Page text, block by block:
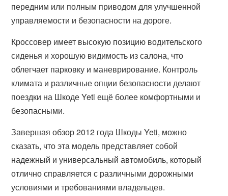
передним или полным приводом для улучшенной
управляемости и безопасности на дороге.
Кроссовер имеет высокую позицию водительского
сиденья и хорошую видимость из салона, что
облегчает парковку и маневрирование. Контроль
климата и различные опции безопасности делают
поездки на Шкоде Yeti ещё более комфортными и
безопасными.
Завершая обзор 2012 года Шкоды Yeti, можно
сказать, что эта модель представляет собой
надежный и универсальный автомобиль, который
отлично справляется с различными дорожными
условиями и требованиями владельцев.